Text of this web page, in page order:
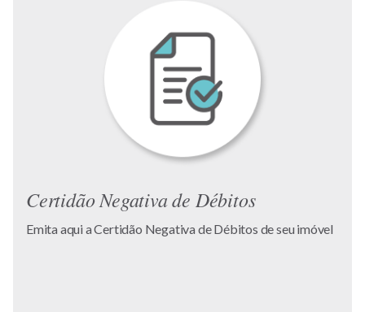
Certidão Negativa de Débitos
Emita aqui a Certidão Negativa de Débitos de seu imóvel